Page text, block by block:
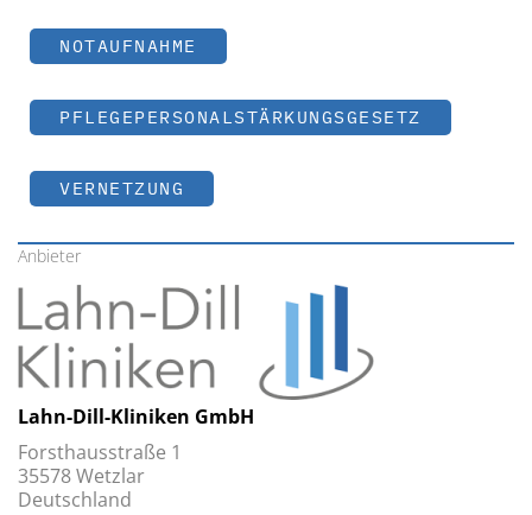
NOTAUFNAHME
PFLEGEPERSONALSTÄRKUNGSGESETZ
VERNETZUNG
Anbieter
Lahn-Dill-Kliniken GmbH
Forsthausstraße 1
35578 Wetzlar
Deutschland